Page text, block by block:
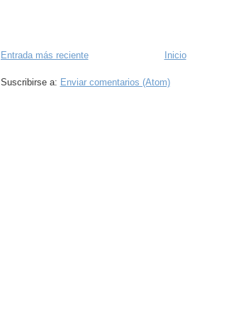
Entrada más reciente Inicio
Suscribirse a: Enviar comentarios (Atom)